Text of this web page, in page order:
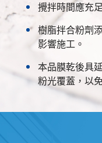
攪拌時間應充
樹脂拌合粉劑
影響施工。
本品膜乾後具
粉光覆蓋，以